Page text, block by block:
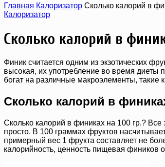
Главная Калоризатор Сколько калорий в
Калоризатор
Сколько калорий в
Финик считается одним из экзотических
высокая, их употребление во время диеты
богат на различные макроэлементы, такие
Сколько калорий в
Сколько калорий в финиках на 100 гр.? Все
просто. В 100 граммах фруктов
примерный вес 1 фрукта составляет не
калорийность, ценность пищевая фиников